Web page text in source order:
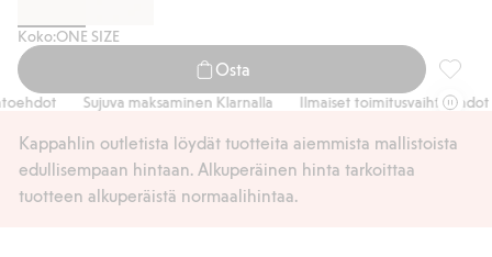
Koko:ONE SIZE
Osta
Sujuva maksaminen Klarnalla Ilmaiset toimitusvaihtoehdot
Kappahlin outletista löydät tuotteita aiemmista mallistoista
edullisempaan hintaan. Alkuperäinen hinta tarkoittaa
tuotteen alkuperäistä normaalihintaa.